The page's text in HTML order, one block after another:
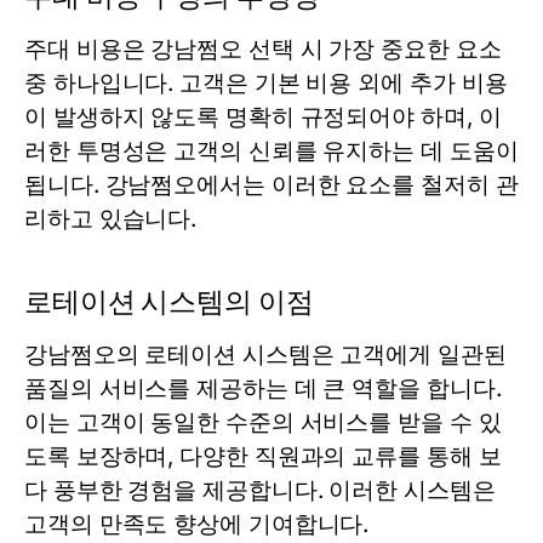
주대 비용은 강남쩜오 선택 시 가장 중요한 요소
중 하나입니다. 고객은 기본 비용 외에 추가 비용
이 발생하지 않도록 명확히 규정되어야 하며, 이
러한 투명성은 고객의 신뢰를 유지하는 데 도움이
됩니다. 강남쩜오에서는 이러한 요소를 철저히 관
리하고 있습니다.
로테이션 시스템의 이점
강남쩜오의 로테이션 시스템은 고객에게 일관된
품질의 서비스를 제공하는 데 큰 역할을 합니다.
이는 고객이 동일한 수준의 서비스를 받을 수 있
도록 보장하며, 다양한 직원과의 교류를 통해 보
다 풍부한 경험을 제공합니다. 이러한 시스템은
고객의 만족도 향상에 기여합니다.